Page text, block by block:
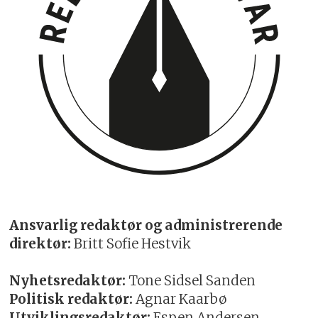
Ansvarlig redaktør og administrerende
direktør: Britt Sofie Hestvik
Nyhetsredaktør: Tone Sidsel Sanden
Politisk redaktør: Agnar Kaarbø